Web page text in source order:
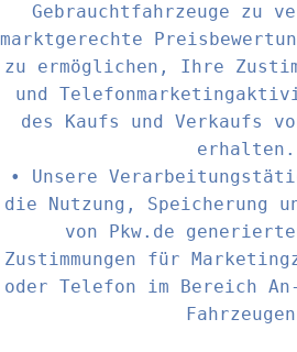
Gebrauchtfahrzeuge zu
marktgerechte
zu ermöglichen, Ihre
und
des Kaufs und Verkaufs
erhalten.
• Unsere
die Nutzung, Speicherung
von Pkw.de
Zustimmungen für
oder Telefon im Bereich